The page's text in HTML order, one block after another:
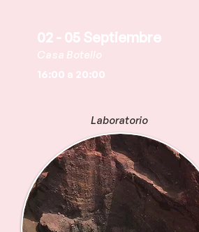
02 - 05 Septiembre
Casa Botello
16:00 a 20:00
Laboratorio